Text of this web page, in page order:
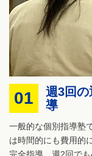
01
週3回
導
一般的な個別指導塾
は時間的にも費用的